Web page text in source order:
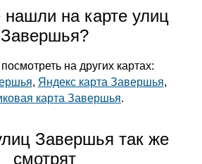
нашли на карте улиц
Завершья?
на других картах:
, Яндекс карта Завершья,
карта Завершья.
Завершья так же
смотрят